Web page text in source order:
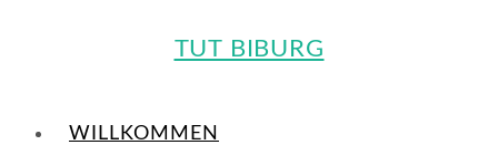
TUT BIBURG
WILLKOMMEN